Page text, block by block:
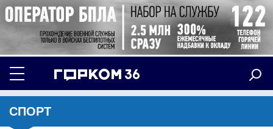
СПОРТ